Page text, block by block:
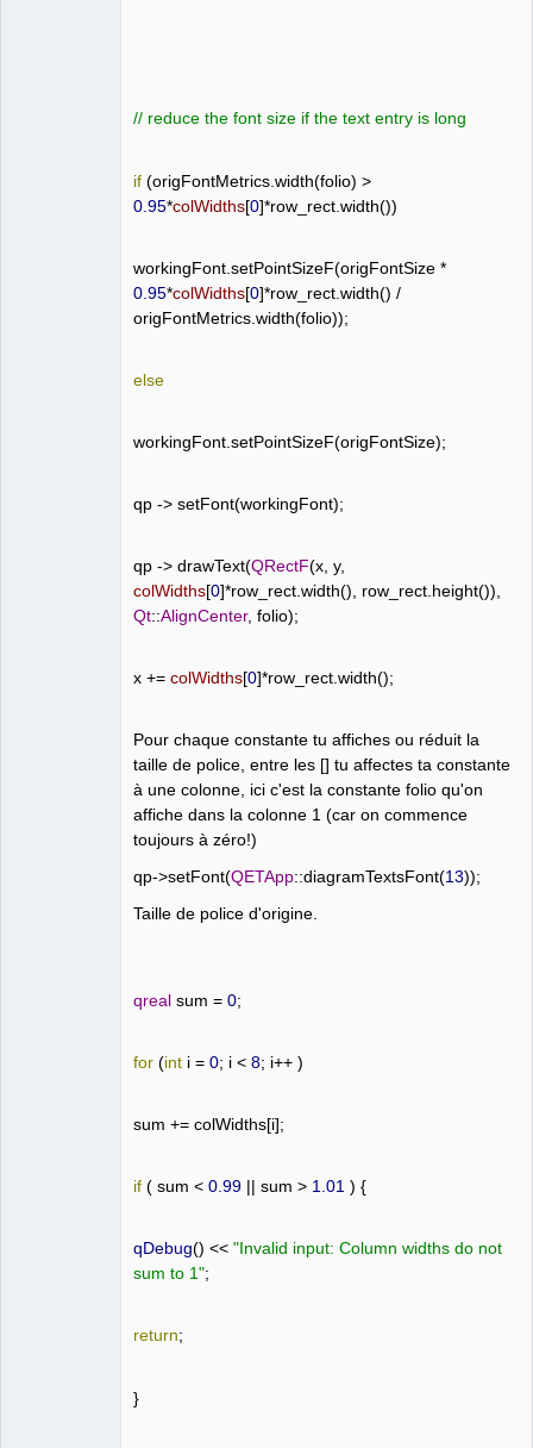
// reduce the font size if the text entry is long
if (origFontMetrics width(folio) >
0.95*colWidths[0]*row_rect width())
workingFont setPointSizeF(origFontSize *
0.95*colWidths[0]*row_rect width() /
origFontMetrics width(folio));
else
workingFont setPointSizeF(origFontSize);
qp -> setFont(workingFont);
qp -> drawText(QRectF(x y,
colWidths[0]*row_rect width(), row_rect height()),
Qt::AlignCenter, folio);
x += colWidths[0]*row_rect width();
Pour chaque constante tu affiches ou réduit la
taille de police, entre les [] tu affectes ta constante
à une colonne, ici c'est la constante folio qu'on
affiche dans la colonne 1 (car on commence
toujours à zéro!)
qp->setFont(QETApp::diagramTextsFont(13));
Taille de police d'origine.
qreal sum = 0;
for (int i = 0; i < 8; i++ )
sum += colWidths[i];
if ( sum < 0.99 || sum > 1.01 ) {
qDebug() << "Invalid input: Column widths do not
sum to 1";
return;
}